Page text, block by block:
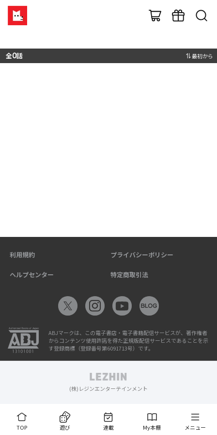
全0話 最初から
TOP 遊び 連載 My本棚 メニュー
利用規約 プライバシーポリシー
ヘルプセンター 特定商取引法
ABJマークは、この電子書店・電子書籍配信サービスが、著作権者
からコンテンツ使用許諾を得た正規版配信サービスであることを示
す登録商標（登録番号第6091713号）です。
(株)レジンエンターテインメント